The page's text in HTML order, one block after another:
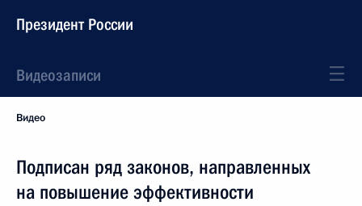
Президент России
Видеозаписи
Видео
Подписан ряд законов, направленных
на повышение эффективности